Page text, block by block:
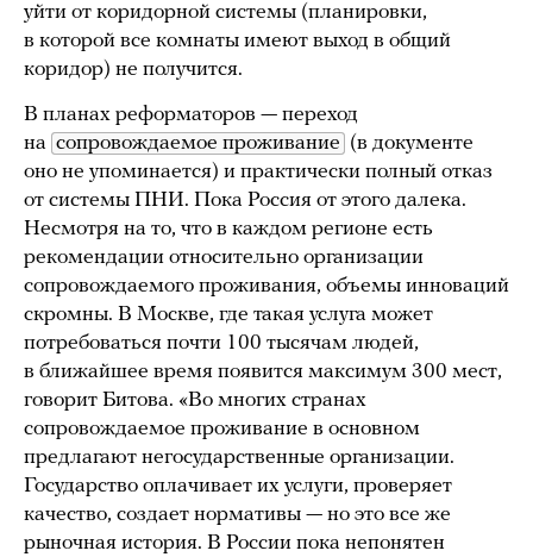
уйти от коридорной системы (планировки,
в которой все комнаты имеют выход в общий
коридор) не получится.
В планах реформаторов — переход
на сопровождаемое проживание (в документе
оно не упоминается) и практически полный отказ
от системы ПНИ. Пока Россия от этого далека.
Несмотря на то, что в каждом регионе есть
рекомендации относительно организации
сопровождаемого проживания, объемы инноваций
скромны. В Москве, где такая услуга может
потребоваться почти 100 тысячам людей,
в ближайшее время появится максимум 300 мест,
говорит Битова. «Во многих странах
сопровождаемое проживание в основном
предлагают негосударственные организации.
Государство оплачивает их услуги, проверяет
качество, создает нормативы — но это все же
рыночная история. В России пока непонятен